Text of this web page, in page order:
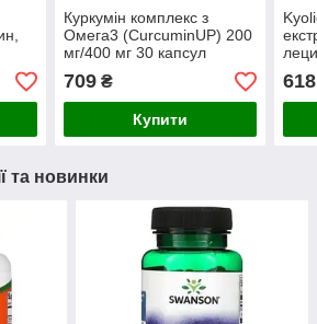
Куркумін комплекс з
Омега3 (CurcuminUP) 200
мг/400 мг 30 капсул
709₴
Купити
618
та новинки